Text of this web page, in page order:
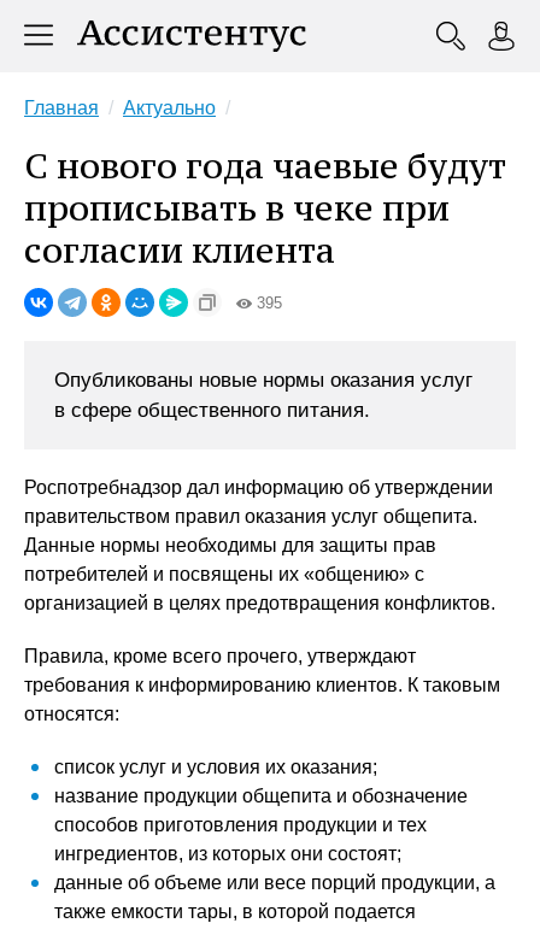
Главная Актуально
С нового года чаевые будут
прописывать в чеке при
согласии клиента
395
Опубликованы новые нормы оказания услуг
в сфере общественного питания.
Роспотребнадзор дал информацию об утверждении
правительством правил оказания услуг общепита.
Данные нормы необходимы для защиты прав
потребителей и посвящены их «общению» с
организацией в целях предотвращения конфликтов.
Правила, кроме всего прочего, утверждают
требования к информированию клиентов. К таковым
относятся:
список услуг и условия их оказания;
название продукции общепита и обозначение
способов приготовления продукции и тех
ингредиентов, из которых они состоят;
данные об объеме или весе порций продукции, а
также емкости тары, в которой подается